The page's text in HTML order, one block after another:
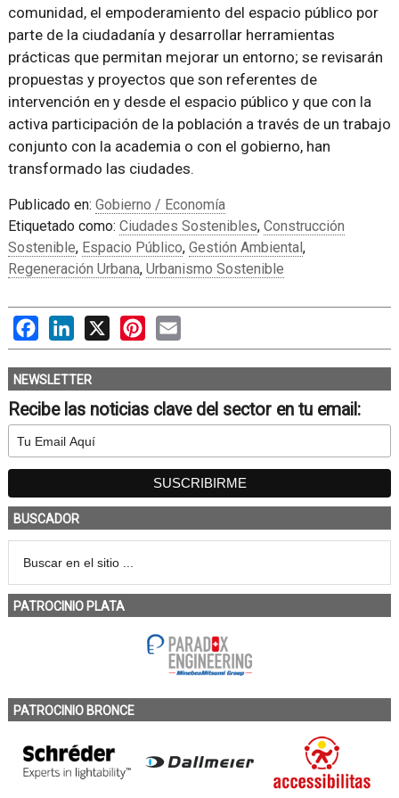
comunidad, el empoderamiento del espacio público por
parte de la ciudadanía y desarrollar herramientas
prácticas que permitan mejorar un entorno; se revisarán
propuestas y proyectos que son referentes de
intervención en y desde el espacio público y que con la
activa participación de la población a través de un trabajo
conjunto con la academia o con el gobierno, han
transformado las ciudades.
Publicado en: Gobierno / Economía
Etiquetado como: Ciudades Sostenibles, Construcción
Sostenible, Espacio Público, Gestión Ambiental,
Regeneración Urbana, Urbanismo Sostenible
FacebookLinkedIn
X PinterestEmail
NEWSLETTER
Recibe las noticias clave del sector en tu email:
BUSCADOR
PATROCINIO PLATA
PATROCINIO BRONCE